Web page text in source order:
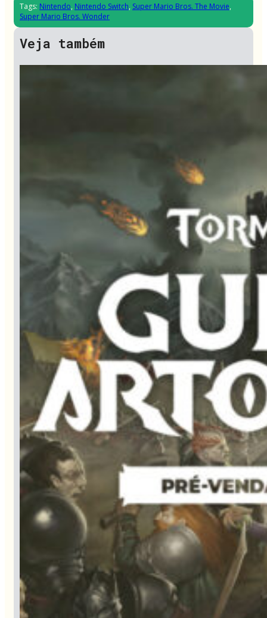
Tags: Nintendo, Nintendo Switch, Super Mario Bros. The Movie,
Super Mario Bros. Wonder
Veja também